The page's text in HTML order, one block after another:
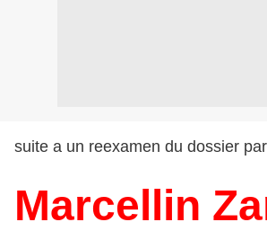
suite a un reexamen du dossier
Marcellin